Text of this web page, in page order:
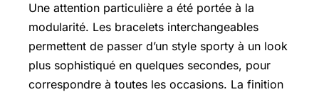
Une attention particulière a été portée à la
modularité. Les bracelets interchangeables
permettent de passer d’un style sporty à un look
plus sophistiqué en quelques secondes, pour
correspondre à toutes les occasions. La finition